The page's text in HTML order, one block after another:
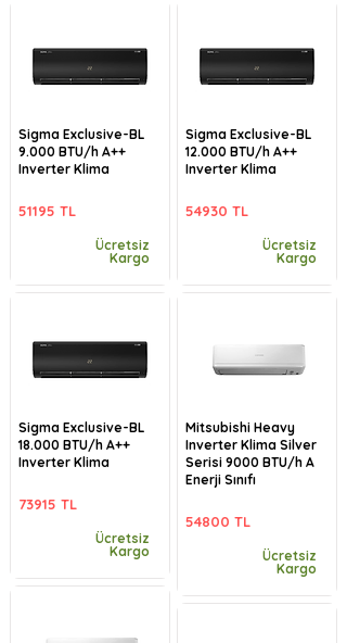
Sigma Exclusive-BL
9.000 BTU/h A++
Inverter Klima
51195 TL
Ücretsiz
Kargo
Sigma Exclusive-BL
18.000 BTU/h A++
Inverter Klima
73915 TL
Ücretsiz
Kargo
Sigma Exclusive-BL
12.000 BTU/h A++
Inverter Klima
54930 TL
Ücretsiz
Kargo
Mitsubishi Heavy
Inverter Klima Silver
Serisi 9000 BTU/h A
Enerji Sınıfı
54800 TL
Ücretsiz
Kargo